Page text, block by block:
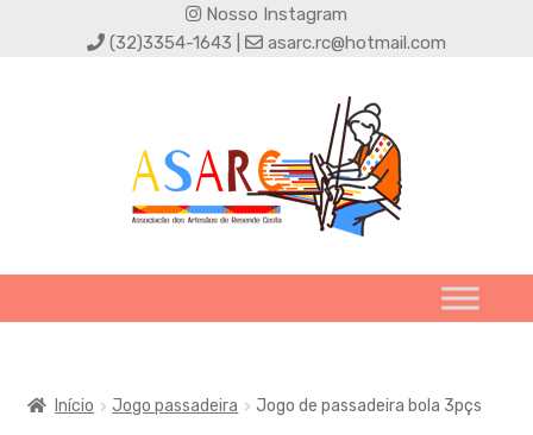
Nosso Instagram
(32)3354-1643 |
asarc.rc@hotmail.com
Início Jogo passadeira Jogo de passadeira bola 3pçs